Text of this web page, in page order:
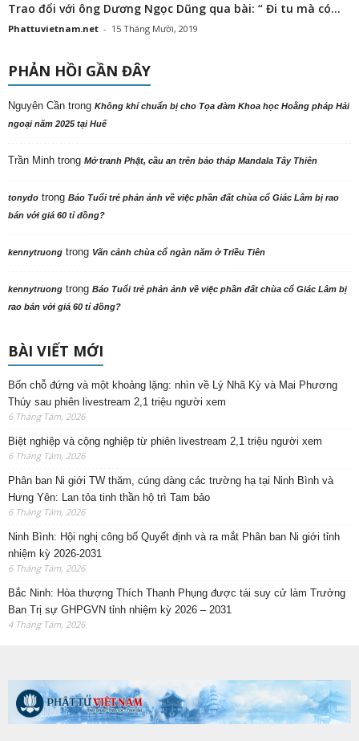
Trao đổi với ông Dương Ngọc Dũng qua bài: “ Đi tu mà có...
Phattuvietnam.net - 15 Tháng Mười, 2019
PHẢN HỒI GẦN ĐÂY
Nguyên Cần trong Không khí chuẩn bị cho Tọa đàm Khoa học Hoằng pháp Hải
ngoại năm 2025 tại Huế
Trần Minh trong Mở tranh Phật, cầu an trên bảo tháp Mandala Tây Thiên
tonydo trong Báo Tuổi trẻ phản ảnh về việc phần đất chùa cổ Giác Lâm bị rao
bán với giá 60 tỉ đồng?
kennytruong trong Vãn cảnh chùa cổ ngàn năm ở Triều Tiên
kennytruong trong Báo Tuổi trẻ phản ảnh về việc phần đất chùa cổ Giác Lâm bị
rao bán với giá 60 tỉ đồng?
BÀI VIẾT MỚI
Bốn chỗ đứng và một khoảng lặng: nhìn về Lý Nhã Kỳ và Mai Phương
Thúy sau phiên livestream 2,1 triệu người xem
6 Tháng Tám, 2026
Biệt nghiệp và cộng nghiệp từ phiên livestream 2,1 triệu người xem
6 Tháng Tám, 2026
Phân ban Ni giới TW thăm, cúng dàng các trường hạ tại Ninh Bình và
Hưng Yên: Lan tỏa tinh thần hộ trì Tam bảo
6 Tháng Tám, 2026
Ninh Bình: Hội nghị công bố Quyết định và ra mắt Phân ban Ni giới tỉnh
nhiệm kỳ 2026-2031
6 Tháng Tám, 2026
Bắc Ninh: Hòa thượng Thích Thanh Phụng được tái suy cử làm Trưởng
Ban Trị sự GHPGVN tỉnh nhiệm kỳ 2026 – 2031
4 Tháng Tám, 2026